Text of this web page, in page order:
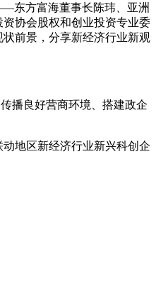
东方富海董事长陈玮、亚洲
协会股权和创业投资专业委
前景，分享新经济行业新观
播良好营商环境、搭建政企
地区新经济行业新兴科创企